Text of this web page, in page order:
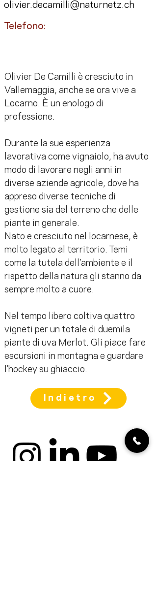
olivier.decamilli@naturnetz.ch
Telefono:
Olivier De Camilli è cresciuto in
Vallemaggia, anche se ora vive a
Locarno. È un enologo di
professione.
Durante la sue esperienza
lavorativa come vignaiolo, ha avuto
modo di lavorare negli anni in
diverse aziende agricole, dove ha
appreso diverse tecniche di
gestione sia del terreno che delle
piante in generale.
Nato e cresciuto nel locarnese, è
molto legato al territorio. Temi
come la tutela dell’ambiente e il
rispetto della natura gli stanno da
sempre molto a cuore.
Nel tempo libero coltiva quattro
vigneti per un totale di duemila
piante di uva Merlot. Gli piace fare
escursioni in montagna e guardare
l'hockey su ghiaccio.
Indietro